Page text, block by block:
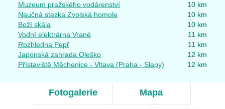
Muzeum pražského vodárenství
10 km
Naučná stezka Zvolská homole
10 km
Boží skála
10 km
Vodní elektrárna Vrané
11 km
Rozhledna Pepř
11 km
Japonská zahrada Oleško
12 km
Přístaviště Měchenice - Vltava (Praha - Slapy)
12 km
Fotogalerie Mapa